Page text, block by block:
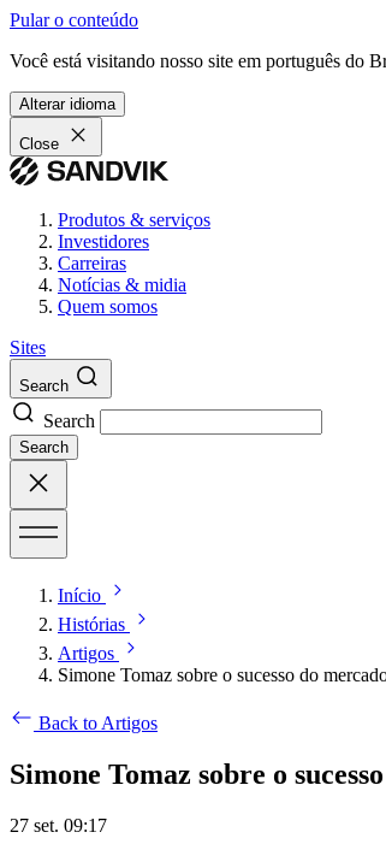
Pular o conteúdo
Você está visitando nosso site em português do
Alterar idioma
Close
Produtos & serviços
Investidores
Carreiras
Notícias & midia
Quem somos
Sites
Search
Search
Search
Início
Histórias
Artigos
Simone Tomaz sobre o sucesso do
Back to Artigos
Simone Tomaz sobre o
27 set. 09:17